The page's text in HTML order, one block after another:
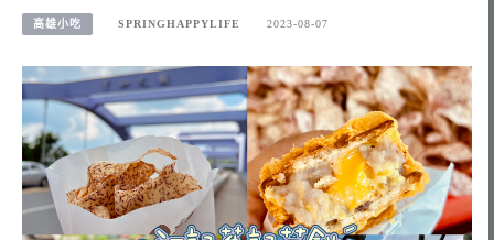
高雄小吃 SPRINGHAPPYLIFE 2023-08-07